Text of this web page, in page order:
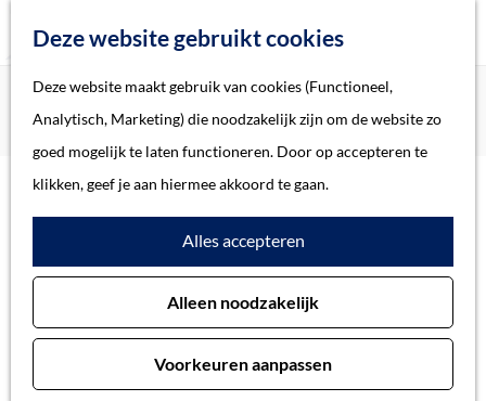
Deze website gebruikt cookies
Deze website maakt gebruik van cookies (Functioneel,
Analytisch, Marketing) die noodzakelijk zijn om de website zo
goed mogelijk te laten functioneren. Door op accepteren te
klikken, geef je aan hiermee akkoord te gaan.
Alles accepteren
Alleen noodzakelijk
Voorkeuren aanpassen
k
e
Home
Verhalen
Thema
Soort object
Collecties
Beeld en geluid
Home
Oorlogsslachtoffers 's-Hertogenbosch
Williams, John Humphrey (Fus.)
Williams, John
Humphrey (Fus.)